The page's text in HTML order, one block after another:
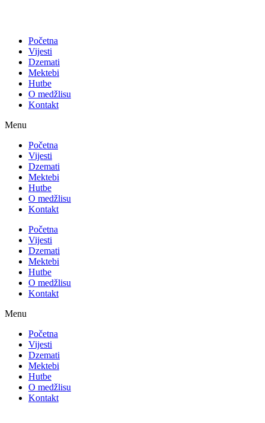
Početna
Vijesti
Dzemati
Mektebi
Hutbe
O medžlisu
Kontakt
Menu
Početna
Vijesti
Dzemati
Mektebi
Hutbe
O medžlisu
Kontakt
Početna
Vijesti
Dzemati
Mektebi
Hutbe
O medžlisu
Kontakt
Menu
Početna
Vijesti
Dzemati
Mektebi
Hutbe
O medžlisu
Kontakt